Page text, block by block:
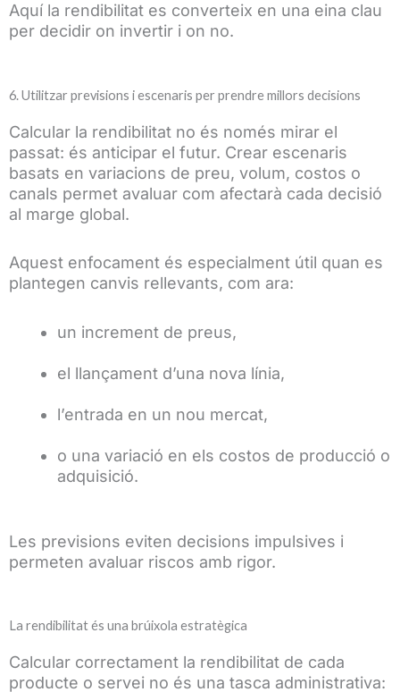
Aquí la rendibilitat es converteix en una eina clau
per decidir on invertir i on no.
6. Utilitzar previsions i escenaris per prendre millors decisions
Calcular la rendibilitat no és només mirar el
passat: és anticipar el futur. Crear escenaris
basats en variacions de preu, volum, costos o
canals permet avaluar com afectarà cada decisió
al marge global.
Aquest enfocament és especialment útil quan es
plantegen canvis rellevants, com ara:
un increment de preus,
el llançament d’una nova línia,
l’entrada en un nou mercat,
o una variació en els costos de producció o
adquisició.
Les previsions eviten decisions impulsives i
permeten avaluar riscos amb rigor.
La rendibilitat és una brúixola estratègica
Calcular correctament la rendibilitat de cada
producte o servei no és una tasca administrativa: